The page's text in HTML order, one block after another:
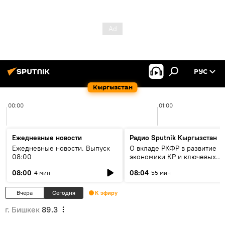
Кыргызстан
РУС
00:00 01:00
Ежедневные новости
Ежедневные новости. Выпуск
08:00
08:00 4 мин
Радио Sputnik Кыргызстан
О вкладе РКФР в развитие
экономики КР и ключевых
08:04 55 мин
Вчера Сегодня К эфиру
г. Бишкек 89.3